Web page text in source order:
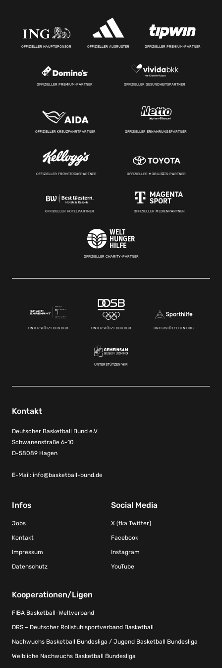
OFFIZIELLER HAUPTSPONSOR OFFIZIELLER AUSRÜSTER OFFIZIELLER PREMIUM-PARTNER
OFFIZIELLER PREMIUM-PARTNER OFFIZIELLER GESUNDHEITSPARTNER
OFFIZIELLER KREUZFAHRTPARTNER OFFIZIELLER ERNÄHRUNGSPARTNER
OFFIZIELLER FRÜHSTÜCKSPARTNER OFFIZIELLER MOBILITÄTS-PARTNER
OFFIZIELLER HOTELPARTNER OFFIZIELLER MEDIENPARTNER
OFFIZIELLER CHARITY-PARTNER
UNTERSTÜTZT DEN DBB UNTERSTÜTZT DEN DBB UNTERSTÜTZT DEN DBB
UNTERSTÜTZEN WIR
Kontakt
Deutscher Basketball Bund e.V
Schwanenstraße 6-10
D-58089 Hagen
E-Mail: info@basketball-bund.de
Infos
Jobs
Kontakt
Impressum
Datenschutz
Social Media
X (fka Twitter)
Facebook
Instagram
YouTube
Kooperationen/Ligen
FIBA Basketball-Weltverband
DRS – Deutscher Rollstuhlsportverband Basketball
Nachwuchs Basketball Bundesliga / Jugend Basketball Bundesliga
Weibliche Nachwuchs Basketball Bundesliga